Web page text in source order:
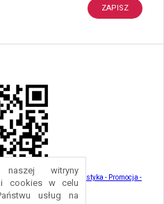
witryny
cookies w celu
usług na
turystyką - kliknij tu:
Turystyka - Promocja -
Nowa Ruda